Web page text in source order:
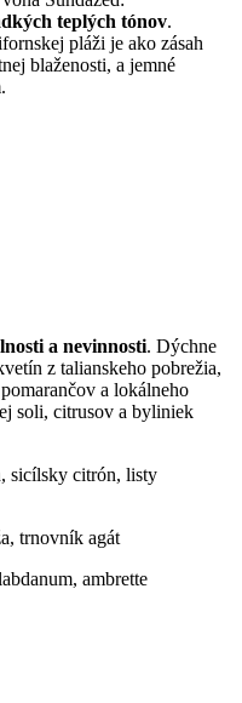
teplých tónov.
pláži je ako zásah
blaženosti, a jemné
a nevinnosti. Dýchne
z talianskeho pobrežia,
a lokálneho
soli, citrusov a byliniek
sicílsky citrón, listy
trnovník agát
ambrette